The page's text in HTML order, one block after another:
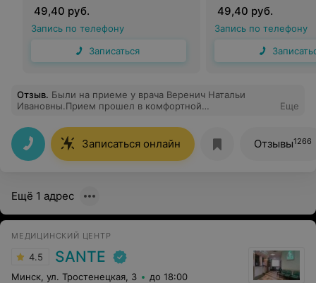
49,40 руб.
Запись по телефону
Записаться
49,40 руб.
Запись по телефону
Отзыв. Были на приеме у врача Веренич Натальи
Ивановны.Прием прошел в комфортной
пациентам.Рекомендую к посещению данного врача.
Еще
Записаться онлайн Отзывы1266
Ещё 1 адрес
МЕДИЦИНСКИЙ ЦЕНТР
4.5 SANTE
Минск, ул. Тростенецкая, 3 до 18:00